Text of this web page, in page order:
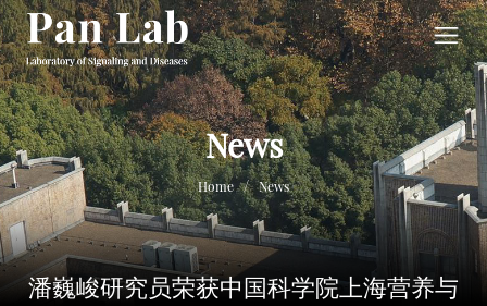
News
Home / News
潘巍峻研究员荣获中国科学院上海营养与